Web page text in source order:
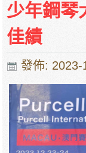
少年鋼琴
佳績
發佈: